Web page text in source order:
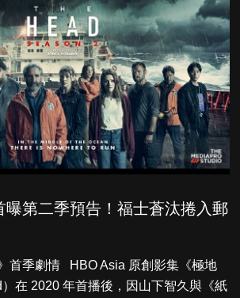
曝第二季預告！福士蒼汰捲入郵
首季劇情 HBO Asia 原創影集《極地
在 2020 年首播後，因山下智久與《紙